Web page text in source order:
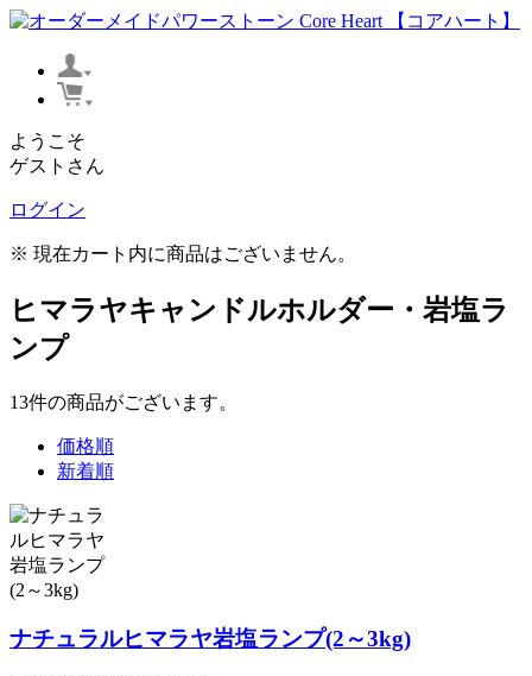
ようこそ
ゲストさん
ログイン
※ 現在カート内に商品はございません。
ヒマラヤキャンドルホルダー・岩塩ラ
ンプ
13件の商品がございます。
価格順
新着順
ナチュラルヒマラヤ岩塩ランプ(2～3kg)